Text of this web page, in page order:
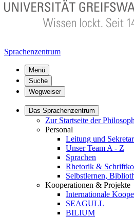
Sprachenzentrum
Menü
Suche
Wegweiser
Das Sprachenzentrum
Zur Startseite der
Personal
Leitung und
Unser Team A - Z
Sprachen
Rhetorik &
Selbstlernen,
Kooperationen & Projekte
Internationale
SEAGULL
BILIUM